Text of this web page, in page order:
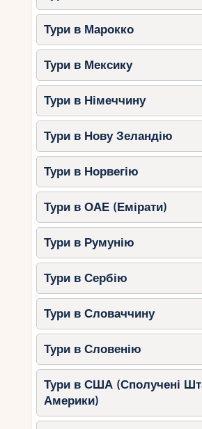
Тури в Марокко
Тури в Мексику
Тури в Німеччину
Тури в Нову Зеландію
Тури в Норвегію
Тури в ОАЕ (Емірати)
Тури в Румунію
Тури в Сербію
Тури в Словаччину
Тури в Словенію
Тури в США (Сполучені
Америки)